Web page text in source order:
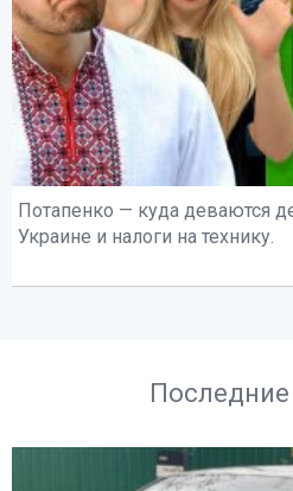
Потапенко — куда деваются
Украине и налоги на технику.
Последние